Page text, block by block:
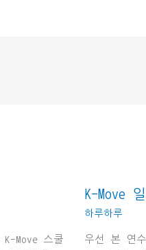
Move 스쿨
K-Move
하루하루
우선 본 연